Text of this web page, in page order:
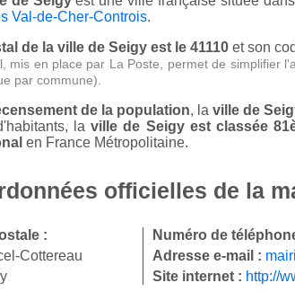
Val-de-Cher-Controis.
de la ville de Seigy est le 41110 et son
mis en place par La Poste, permet de simplifier
par commune).
de la population, la ville de
laville de Seigy est classée
en France Métropolitaine.
officielles de la
:
Cottereau
Numéro de
Adresse e-mail :
Site internet : http://